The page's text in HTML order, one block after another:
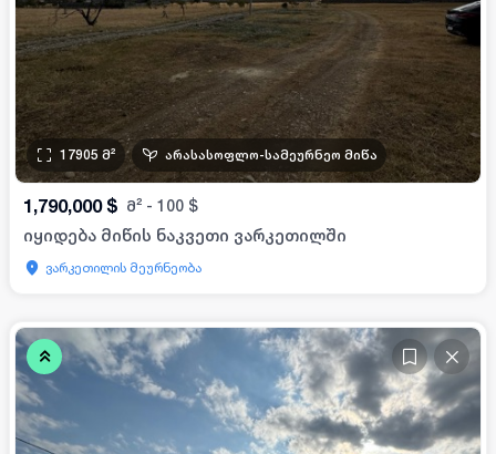
17905 მ² არასასოფლო-სამეურნეო მიწა
1,790,000 $ მ² - 100 $
იყიდება მიწის ნაკვეთი ვარკეთილში
ვარკეთილის მეურნეობა